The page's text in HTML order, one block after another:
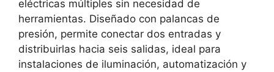
eléctricas múltiples sin necesidad de
herramientas. Diseñado con palancas de
presión, permite conectar dos entradas y
distribuirlas hacia seis salidas, ideal para
instalaciones de iluminación, automatización y